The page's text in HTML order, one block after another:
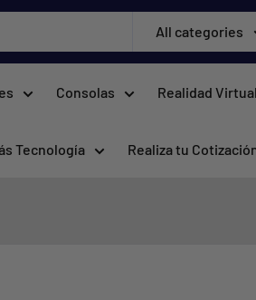
All categories
Consolas Realidad Virtual
Tecnología Realiza tu